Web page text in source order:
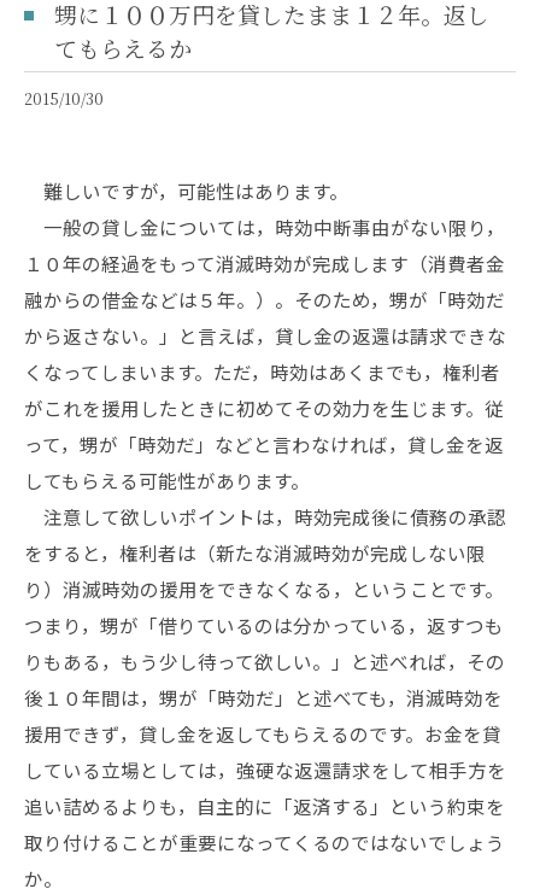
甥に１００万円を貸したまま１２年。返し
てもらえるか
2015/10/30
難しいですが，可能性はあります。
一般の貸し金については，時効中断事由がない限り，
１０年の経過をもって消滅時効が完成します（消費者金
融からの借金などは５年。）。そのため，甥が「時効だ
から返さない。」と言えば，貸し金の返還は請求できな
くなってしまいます。ただ，時効はあくまでも，権利者
がこれを援用したときに初めてその効力を生じます。従
って，甥が「時効だ」などと言わなければ，貸し金を返
してもらえる可能性があります。
注意して欲しいポイントは，時効完成後に債務の承認
をすると，権利者は（新たな消滅時効が完成しない限
り）消滅時効の援用をできなくなる，ということです。
つまり，甥が「借りているのは分かっている，返すつも
りもある，もう少し待って欲しい。」と述べれば，その
後１０年間は，甥が「時効だ」と述べても，消滅時効を
援用できず，貸し金を返してもらえるのです。お金を貸
している立場としては，強硬な返還請求をして相手方を
追い詰めるよりも，自主的に「返済する」という約束を
取り付けることが重要になってくるのではないでしょう
か。